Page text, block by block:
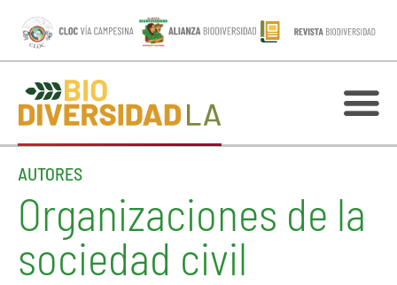
AUTORES
Organizaciones de la
sociedad civil